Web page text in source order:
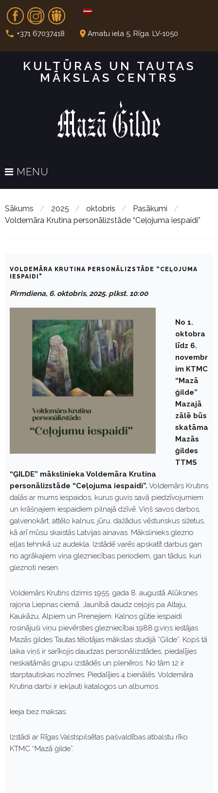
t
Fb In Dr
call +371 67037418 place Amatu iela 5, Rīga. LV-1050
KULTŪRAS UN TAUTAS
MĀKSLAS CENTRS
MENU
Sākums / 2025 / oktobris / Pasākumi
/
Voldemāra Krutina personālizstāde “Ceļojuma iespaidi”
VOLDEMĀRA KRUTINA PERSONĀLIZSTĀDE “CEĻOJUMA
IESPAIDI"
Pirmdiena, 6. oktobris, 2025. plkst. 10:00
No 1.
oktobra
līdz 6.
novembr
im KTMC
“Mazā
ģilde”
Mazajā
zālē būs
skatāma
Mazās
ģildes
TTMS
“ĢILDE” mākslinieka Voldemāra Krutina
personālizstāde “Ceļojuma iespaidi”. Voldemārs Krutins
dalās ar mums iespaidos, kurus guvis savā piedzīvojumiem
un krāšņajiem iespaidiem pilnajā dzīvē. Viņš savos darbos,
galvenokārt, attēlo kalnus, jūru, dažādus vēsturiskus sižetus,
kā arī mūsu skaistās Latvijas ainavas. Mākslinieks glezno
eļļas tehnikā uz audekla. Izstādē varēs apskatīt darbus gan
no agrākajiem viņa glezniecības periodiem, gan tādus, kuri
gleznoti nesen.
Voldemārs Krutins dzimis 1955. gada 8. augustā Alūksnes
rajona Liepnas ciemā. Jaunībā daudz ceļojis pa Altaju,
Kaukāzu, Alpiem un Pirenejiem. Kalnos gūtie iespaidi
rosinājuši viņu pievērsties glezniecībai.1988.g.viņs iestājas
Mazās ģildes Tautas tēlotājas mākslas studijā ”Ģilde”. Kopš tā
laika viņš ir sarīkojis daudzas personālizstādes, piedalījies
neskaitāmās grupu izstādēs un plenēros. No tām 12 ir
starptautiskas nozīmes. Piedalījies 4 bienālēs. Voldemāra
Krutina darbi ir iekļauti katalogos un albumos.
Ieeja bez maksas.
Izstādi ar Rīgas Valstspilsētas pašvaldības atbalstu rīko
KTMC “Mazā ģilde”.